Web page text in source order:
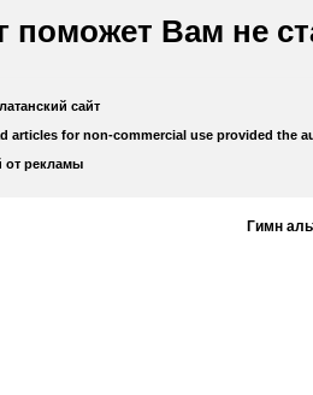
поможет Вам не
сайт
articles for non-commercial use provided the
от рекламы
Гимн